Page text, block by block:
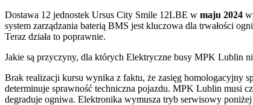
Dostawa 12 jednostek Ursus City Smile 12LBE w maju 2024
system zarządzania baterią BMS jest kluczowa dla trwałości
Teraz działa to poprawnie.
Jakie są przyczyny, dla których Elektryczne busy MPK Lublin
Brak realizacji kursu wynika z faktu, że zasięg homologacyjny
determinuje sprawność techniczna pojazdu. MPK Lublin musi
degraduje ogniwa. Elektronika wymusza tryb serwisowy